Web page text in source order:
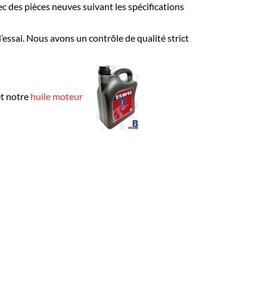
des pièces neuves suivant les spécifications
Nous avons un contrôle de qualité strict
notre huile moteur